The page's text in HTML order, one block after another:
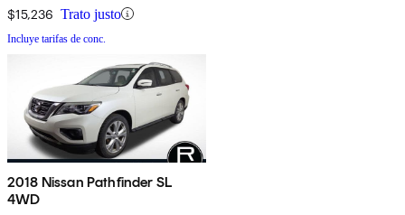
$15,236 Trato justo
Incluye tarifas de conc.
2018 Nissan Pathfinder SL
4WD